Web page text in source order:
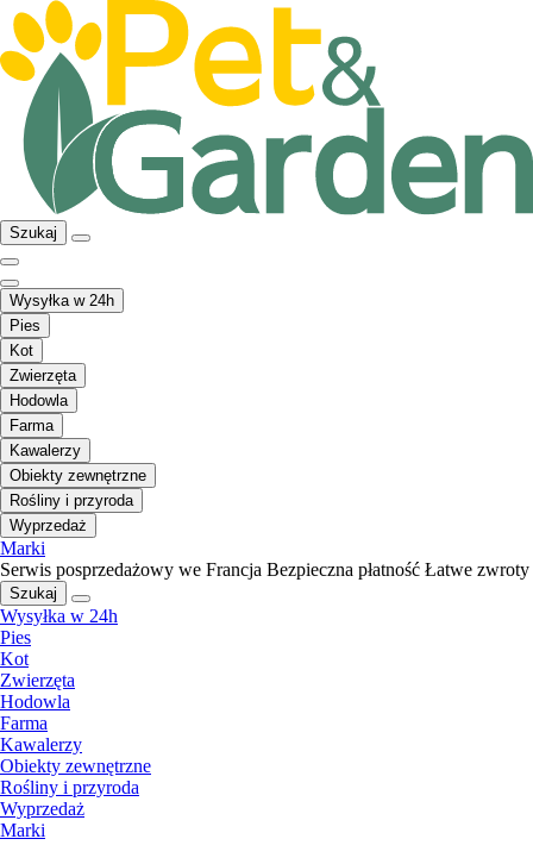
Szukaj
Wysyłka w 24h
Pies
Kot
Zwierzęta
Hodowla
Farma
Kawalerzy
Obiekty zewnętrzne
Rośliny i przyroda
Wyprzedaż
Marki
Serwis posprzedażowy we Francja Bezpieczna płatność Łatwe zwroty
Szukaj
Wysyłka w 24h
Pies
Kot
Zwierzęta
Hodowla
Farma
Kawalerzy
Obiekty zewnętrzne
Rośliny i przyroda
Wyprzedaż
Marki